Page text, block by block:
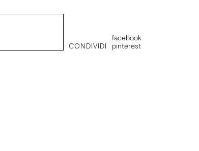
CONDIVIDI
facebook
pinterest